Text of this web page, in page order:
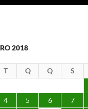
2018
T Q Q S
4 5 6 7